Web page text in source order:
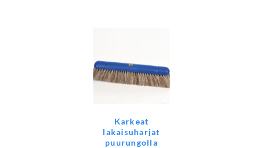
Karkeat
lakaisuharjat
puurungolla